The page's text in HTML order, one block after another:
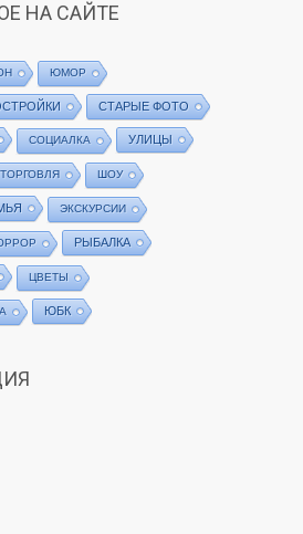
НА САЙТЕ
ЮМОР
СТАРЫЕ ФОТО
СОЦИАЛКА УЛИЦЫ
ТОРГОВЛЯ ШОУ
ЭКСКУРСИИ
РЫБАЛКА
ЦВЕТЫ
ЮБК